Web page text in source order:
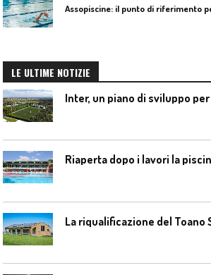
LE ULTIME NOTIZIE
Riaperta dopo i lavori la
La riqualificazione del Toano